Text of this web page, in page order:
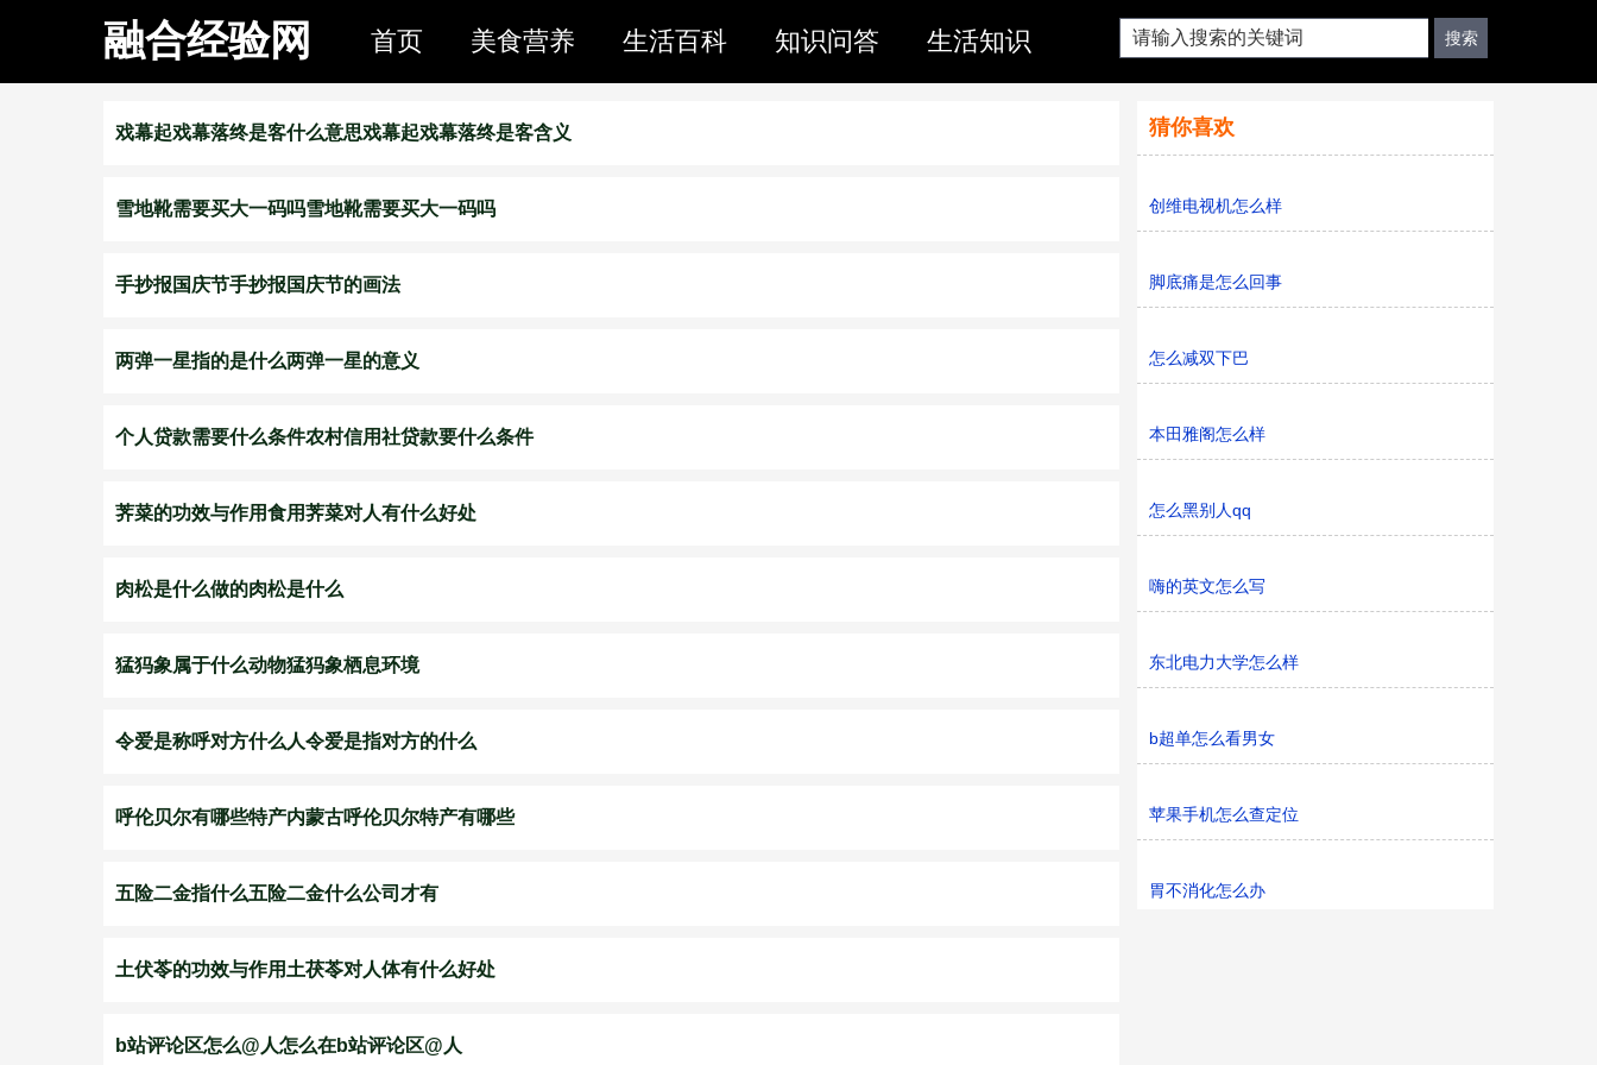
融合经验网 首页 美食营养 生活百科 知识问答 生活知识
戏幕起戏幕落终是客什么意思戏幕起戏幕落终是客含义
雪地靴需要买大一码吗雪地靴需要买大一码吗
手抄报国庆节手抄报国庆节的画法
两弹一星指的是什么两弹一星的意义
个人贷款需要什么条件农村信用社贷款要什么条件
荠菜的功效与作用食用荠菜对人有什么好处
肉松是什么做的肉松是什么
猛犸象属于什么动物猛犸象栖息环境
令爱是称呼对方什么人令爱是指对方的什么
呼伦贝尔有哪些特产内蒙古呼伦贝尔特产有哪些
五险二金指什么五险二金什么公司才有
土伏苓的功效与作用土茯苓对人体有什么好处
b站评论区怎么@人怎么在b站评论区@人
猜你喜欢
创维电视机怎么样
脚底痛是怎么回事
怎么减双下巴
本田雅阁怎么样
怎么黑别人qq
嗨的英文怎么写
东北电力大学怎么样
b超单怎么看男女
苹果手机怎么查定位
胃不消化怎么办